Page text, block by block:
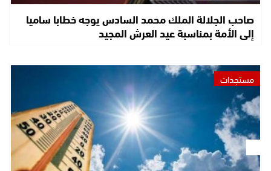
صاحب الجلالة الملك محمد السادس يوجه خطابا ساميا
إلى الأمة بمناسبة عيد العرش المجيد
مستجدات